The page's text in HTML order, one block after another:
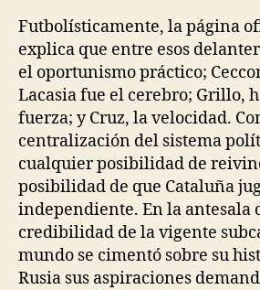
Futbolísticamente, la página
explica que entre esos
el oportunismo práctico;
Lacasia fue el cerebro; Grillo,
fuerza; y Cruz, la velocidad.
centralización del sistema
cualquier posibilidad de
posibilidad de que Cataluña
independiente. En la antesala
credibilidad de la vigente
mundo se cimentó sobre su
Rusia sus aspiraciones